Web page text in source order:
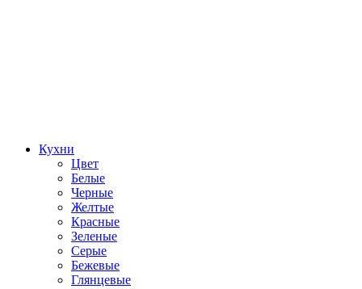
Кухни
Цвет
Белые
Черные
Желтые
Красные
Зеленые
Серые
Бежевые
Глянцевые